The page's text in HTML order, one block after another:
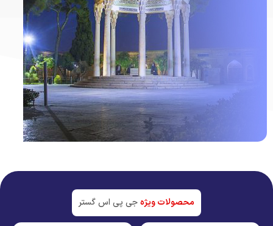
ردیاب خودرو درشیراز
محصولات ویژهجی پی اس گستر